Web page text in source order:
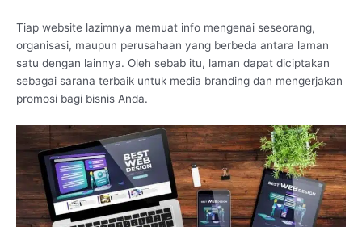
Tiap website lazimnya memuat info mengenai seseorang,
organisasi, maupun perusahaan yang berbeda antara laman
satu dengan lainnya. Oleh sebab itu, laman dapat diciptakan
sebagai sarana terbaik untuk media branding dan mengerjakan
promosi bagi bisnis Anda.